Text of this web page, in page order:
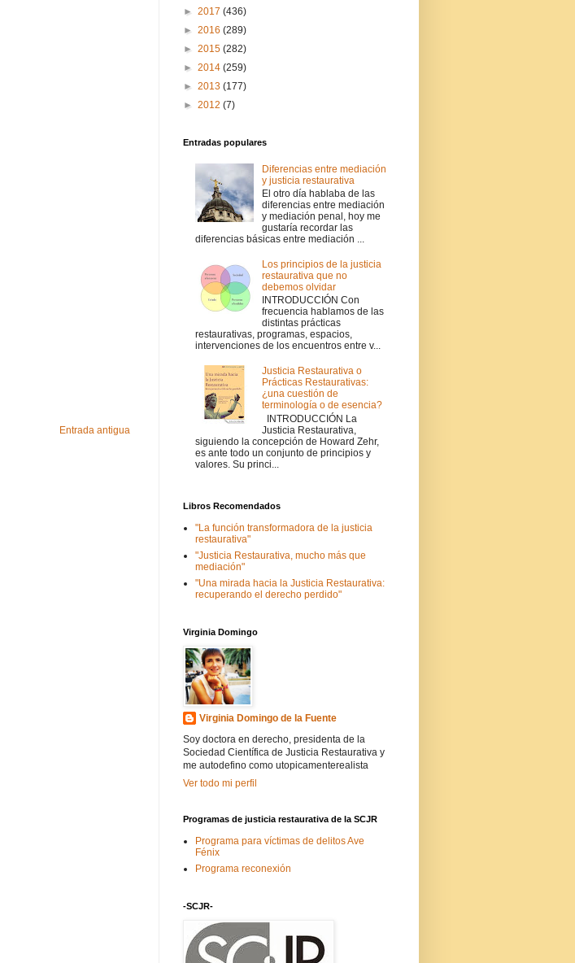
Entrada antigua
► 2017 (436)
► 2016 (289)
► 2015 (282)
► 2014 (259)
► 2013 (177)
► 2012 (7)
Entradas populares
Diferencias entre mediación
y justicia restaurativa
El otro día hablaba de las
diferencias entre mediación
y mediación penal, hoy me
gustaría recordar las
diferencias básicas entre mediación ...
Los principios de la justicia
restaurativa que no
debemos olvidar
INTRODUCCIÓN Con
frecuencia hablamos de las
distintas prácticas
restaurativas, programas, espacios,
intervenciones de los encuentros entre v...
Justicia Restaurativa o
Prácticas Restaurativas:
¿una cuestión de
terminología o de esencia?
INTRODUCCIÓN La
Justicia Restaurativa,
siguiendo la concepción de Howard Zehr,
es ante todo un conjunto de principios y
valores. Su princi...
Libros Recomendados
"La función transformadora de la justicia
restaurativa"
"Justicia Restaurativa, mucho más que
mediación"
"Una mirada hacia la Justicia Restaurativa:
recuperando el derecho perdido"
Virginia Domingo
Virginia Domingo de la Fuente
Soy doctora en derecho, presidenta de la
Sociedad Científica de Justicia Restaurativa y
me autodefino como utopicamenterealista
Ver todo mi perfil
Programas de justicia restaurativa de la SCJR
Programa para víctimas de delitos Ave
Fénix
Programa reconexión
-SCJR-